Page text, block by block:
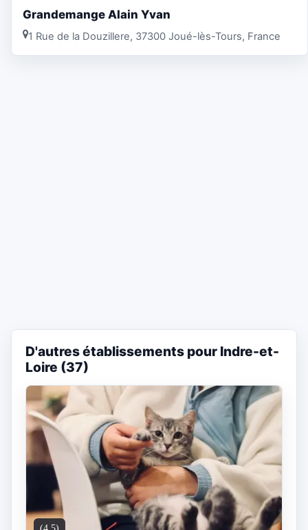
Grandemange Alain Yvan
1 Rue de la Douzillere, 37300 Joué-lès-Tours, France
D'autres établissements pour Indre-et-
Loire (37)